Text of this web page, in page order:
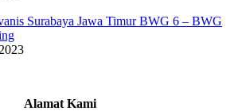
Surabaya Jawa Timur BWG 6 – BWG
Alamat Kami